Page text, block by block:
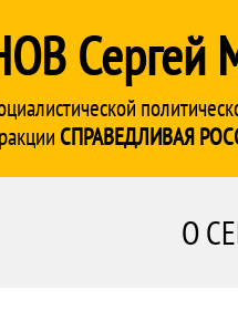
Сергей
СПРАВЕДЛИВАЯ
О